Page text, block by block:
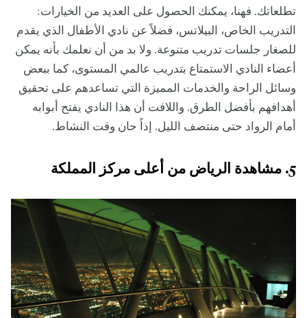
تطلعاتك. فهنا، يمكنك الحصول على العديد من الخيارات:
التدريب الخاص، البيلاتس، فضلاً عن نادي الأطفال الذي يقدم
للصغار جلسات تدريب متنوعة. ولا بد من أن نعلمك بأنه يمكن
أعضاء النادي الاستمتاع بتدريب عالمي المستوى، كما ببعض
وسائل الراحة والخدمات المميزة التي تساعدهم على تحقيق
أهدافهم بأفضل الطرق. واللافت أن هذا النادي يفتح أبوابه
أمام الرواد حتى منتصف الليل. إذاً حان وقت النشاط.
5. مشاهدة الرياض من أعلى مركز المملكة